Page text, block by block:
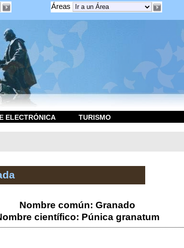
Áreas
ELECTRÓNICA TURISMO
Nombre común: Granado
científico: Púnica granatum